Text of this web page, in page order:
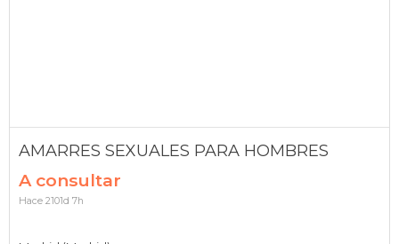
AMARRES SEXUALES PARA HOMBRES
A consultar
Hace 2101d 7h